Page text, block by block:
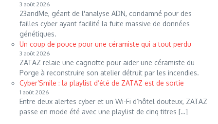
3 août 2026
23andMe, géant de l'analyse ADN, condamné pour des
failles cyber ayant facilité la fuite massive de données
génétiques.
Un coup de pouce pour une céramiste qui a tout perdu
3 août 2026
ZATAZ relaie une cagnotte pour aider une céramiste du
Porge à reconstruire son atelier détruit par les incendies.
Cyber’Smile : la playlist d’été de ZATAZ est de sortie
1 août 2026
Entre deux alertes cyber et un Wi-Fi d’hôtel douteux, ZATAZ
passe en mode été avec une playlist de cinq titres […]